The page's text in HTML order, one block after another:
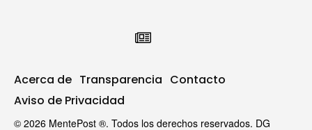
Acerca de Transparencia Contacto
Aviso de Privacidad
© 2026 MentePost ®. Todos los derechos reservados. DG